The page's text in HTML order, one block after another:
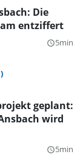
Die
entziffert
query_builder5min
geplant:
wird
query_builder5min